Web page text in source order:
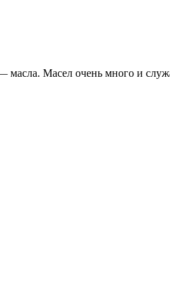
масла. Масел очень много и